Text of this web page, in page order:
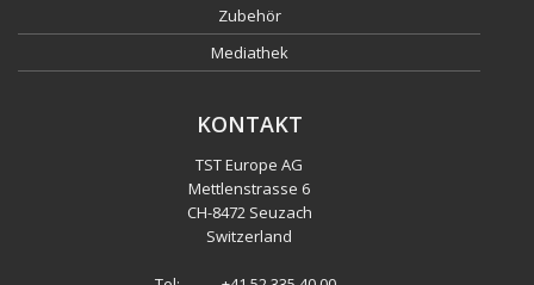
Zubehör
Mediathek
KONTAKT
TST Europe AG
Mettlenstrasse 6
CH-8472 Seuzach
Switzerland